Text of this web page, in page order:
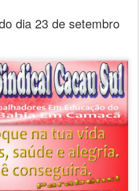
dia 23 de setembro